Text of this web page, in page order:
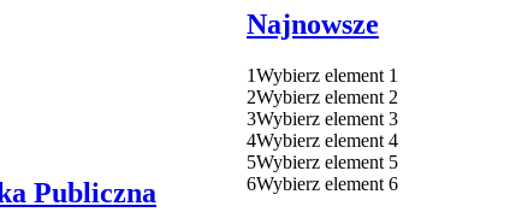
Publiczna
Najnowsze
1Wybierz element 1
2Wybierz element 2
3Wybierz element 3
4Wybierz element 4
5Wybierz element 5
6Wybierz element 6